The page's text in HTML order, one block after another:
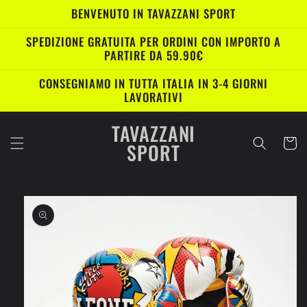
direttamenteBENVENUTO IN TAVAZZANI SPORT
SPEDIZIONE GRATUITA PER ORDINI CON IMPORTO A
PARTIRE DA 59.90€
CONSEGNIAMO IN TUTTA ITALIA IN 3-4 GIORNI
LAVORATIVI
TAVAZZANI
SPORT Carrello
Passa alle
informazioni
sul prodotto